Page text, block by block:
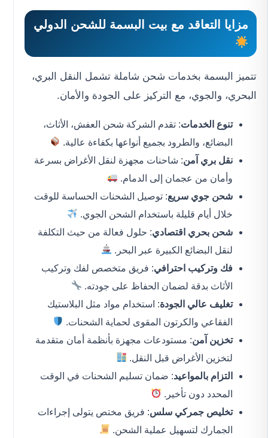
مزايا التعاقد مع بيت البسمة للشحن الدولي
تتميز البسمة بخدمات شحن شاملة تشمل النقل البري،
البحري، والجوي، مع التركيز على الجودة والأمان.
تنوع الخدمات: تقدم الشركة شحن العفش، الأثاث،
البضائع، والطرود بجميع أنواعها بكفاءة عالية.
نقل بري آمن: شاحنات مجهزة لنقل الأغراض بسرعة
وأمان من عجمان إلى الدمام.
شحن جوي سريع: توصيل الشحنات الحساسة للوقت
خلال أيام قليلة باستخدام الشحن الجوي.
شحن بحري اقتصادي: حلول فعالة من حيث التكلفة
لنقل البضائع الكبيرة عبر البحر.
فك وتركيب احترافي: فريق متخصص لفك وتركيب
الأثاث بدقة لضمان الحفاظ على جودته.
تغليف عالي الجودة: استخدام مواد مثل البلاستيك
الفقاعي والكرتون المقوى لحماية الشحنات.
تخزين آمن: مستودعات مجهزة بأنظمة أمان متقدمة
لتخزين الأغراض قبل النقل.
التزام بالمواعيد: ضمان تسليم الشحنات في الوقت
المحدد دون تأخير.
تخليص جمركي سلس: فريق مختص يتولى إجراءات
الجمارك لتسهيل عملية الشحن.